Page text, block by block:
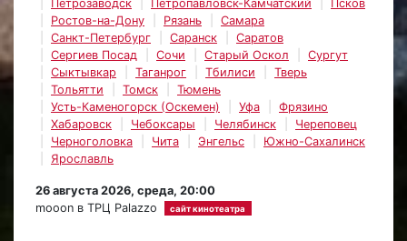
Петрозаводск
Петропавловск-Камчатский
Псков
Ростов-на-Дону
Рязань
Самара
Санкт-Петербург
Саранск
Саратов
Сергиев Посад
Сочи Старый Оскол
Сургут
Сыктывкар
Таганрог Тбилиси
Тверь
Тольятти
Томск
Тюмень
Усть-Каменогорск (Оскемен)
Уфа
Фрязино
Хабаровск
Чебоксары Челябинск
Череповец
Черноголовка
Чита Энгельс
Южно-Сахалинск
Ярославль
26 августа 2026, среда, 20:00
mooon в ТРЦ Palazzo
сайт кинотеатра